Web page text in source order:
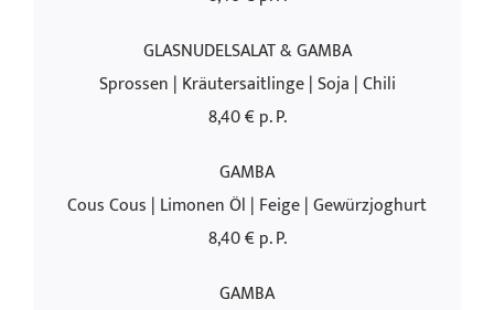
GLASNUDELSALAT & GAMBA
Sprossen | Kräutersaitlinge | Soja | Chili
8,40 € p. P.
GAMBA
Cous Cous | Limonen Öl | Feige | Gewürzjoghurt
8,40 € p. P.
GAMBA